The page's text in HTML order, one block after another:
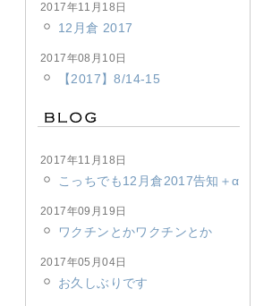
2017年11月18日
12月倉 2017
2017年08月10日
【2017】8/14-15
2017年11月18日
こっちでも12月倉2017告知＋α
2017年09月19日
ワクチンとかワクチンとか
2017年05月04日
お久しぶりです